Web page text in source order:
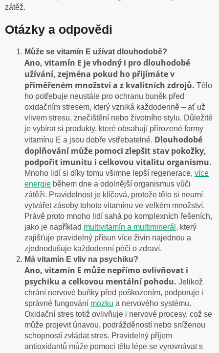
zátěž.
Otázky a odpovědi
Může se vitamín E užívat dlouhodobě?
Ano, vitamín E je vhodný i pro dlouhodobé
užívání, zejména pokud ho přijímáte v
přiměřeném množství a z kvalitních zdrojů. Tělo
ho potřebuje neustále pro ochranu buněk před
oxidačním stresem, který vzniká každodenně – ať už
vlivem stresu, znečištění nebo životního stylu. Důležité
je vybírat si produkty, které obsahují přirozené formy
vitamínu E a jsou dobře vstřebatelné. Dlouhodobé
doplňování může pomoci zlepšit stav pokožky,
podpořit imunitu i celkovou vitalitu organismu.
Mnoho lidí si díky tomu všimne lepší regenerace, více
energie během dne a odolnější organismus vůči
zátěži. Pravidelnost je klíčová, protože tělo si neumí
vytvářet zásoby tohoto vitamínu ve velkém množství.
Právě proto mnoho lidí sahá po komplexních řešeních,
jako je například multivitamín a multiminerál , který
zajišťuje pravidelný přísun více živin najednou a
zjednodušuje každodenní péči o zdraví.
Má vitamín E vliv na psychiku?
Ano, vitamín E může nepřímo ovlivňovat i
psychiku a celkovou mentální pohodu. Jelikož
chrání nervové buňky před poškozením, podporuje i
správné fungování mozku a nervového systému.
Oxidační stres totiž ovlivňuje i nervové procesy, což se
může projevit únavou, podrážděností nebo sníženou
schopností zvládat stres. Pravidelný příjem
antioxidantů může pomoci tělu lépe se vyrovnávat s